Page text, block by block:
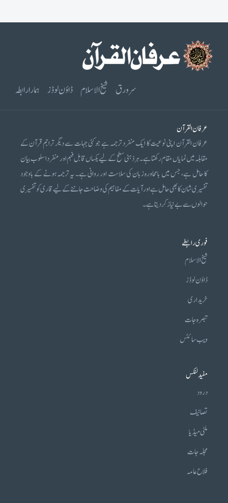
سرورق شیخ الاسلام ڈاؤن لوڈز ہمارا رابطہ
عرفان القرآن
عرفان القرآن اپنی نوعیت کا ایک منفرد ترجمہ ہے جو کئی جہات سے دیگر تراجم قرآن کے
مقابلہ میں نمایاں مقام رکھتا ہے۔ ہر ذہنی سطح کے لیے یکساں قابل فہم اور منفرد اسلوب بیان
کا حامل ہے، جس میں بامحاورہ زبان کی سلاست اور روانی ہے۔ یہ ترجمہ ہونے کے باوجود
تفسیری شان کا بھی حامل ہے اور آیات کے مفاہیم کی وضاحت جاننے کے لیے قاری کو تفسیری
حوالوں سے بے نیاز کر دیتا ہے۔
فوری رابطے
شیخ الاسلام
ڈاؤن لوڈز
خریداری
تبصرہ جات
ویب سائٹس
مفید لنکس
درود
تصانیف
ملٹی میڈیا
مجلہ جات
فلاح عامہ